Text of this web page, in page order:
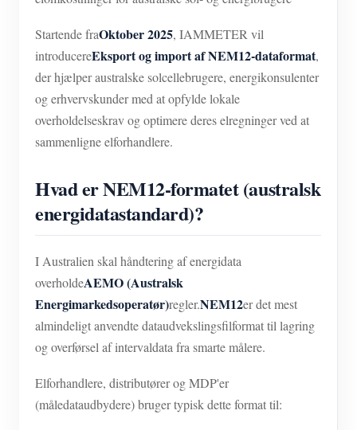
Startende fraOktober 2025, IAMMETER vil
introducereEksport og import af NEM12-dataformat,
der hjælper australske solcellebrugere, energikonsulenter
og erhvervskunder med at opfylde lokale
overholdelseskrav og optimere deres elregninger ved at
sammenligne elforhandlere.
Hvad er NEM12-formatet (australsk
energidatastandard)?
I Australien skal håndtering af energidata
overholdeAEMO (Australsk
Energimarkedsoperatør)regler.NEM12er det mest
almindeligt anvendte dataudvekslingsfilformat til lagring
og overførsel af intervaldata fra smarte målere.
Elforhandlere, distributører og MDP'er
(måledataudbydere) bruger typisk dette format til: